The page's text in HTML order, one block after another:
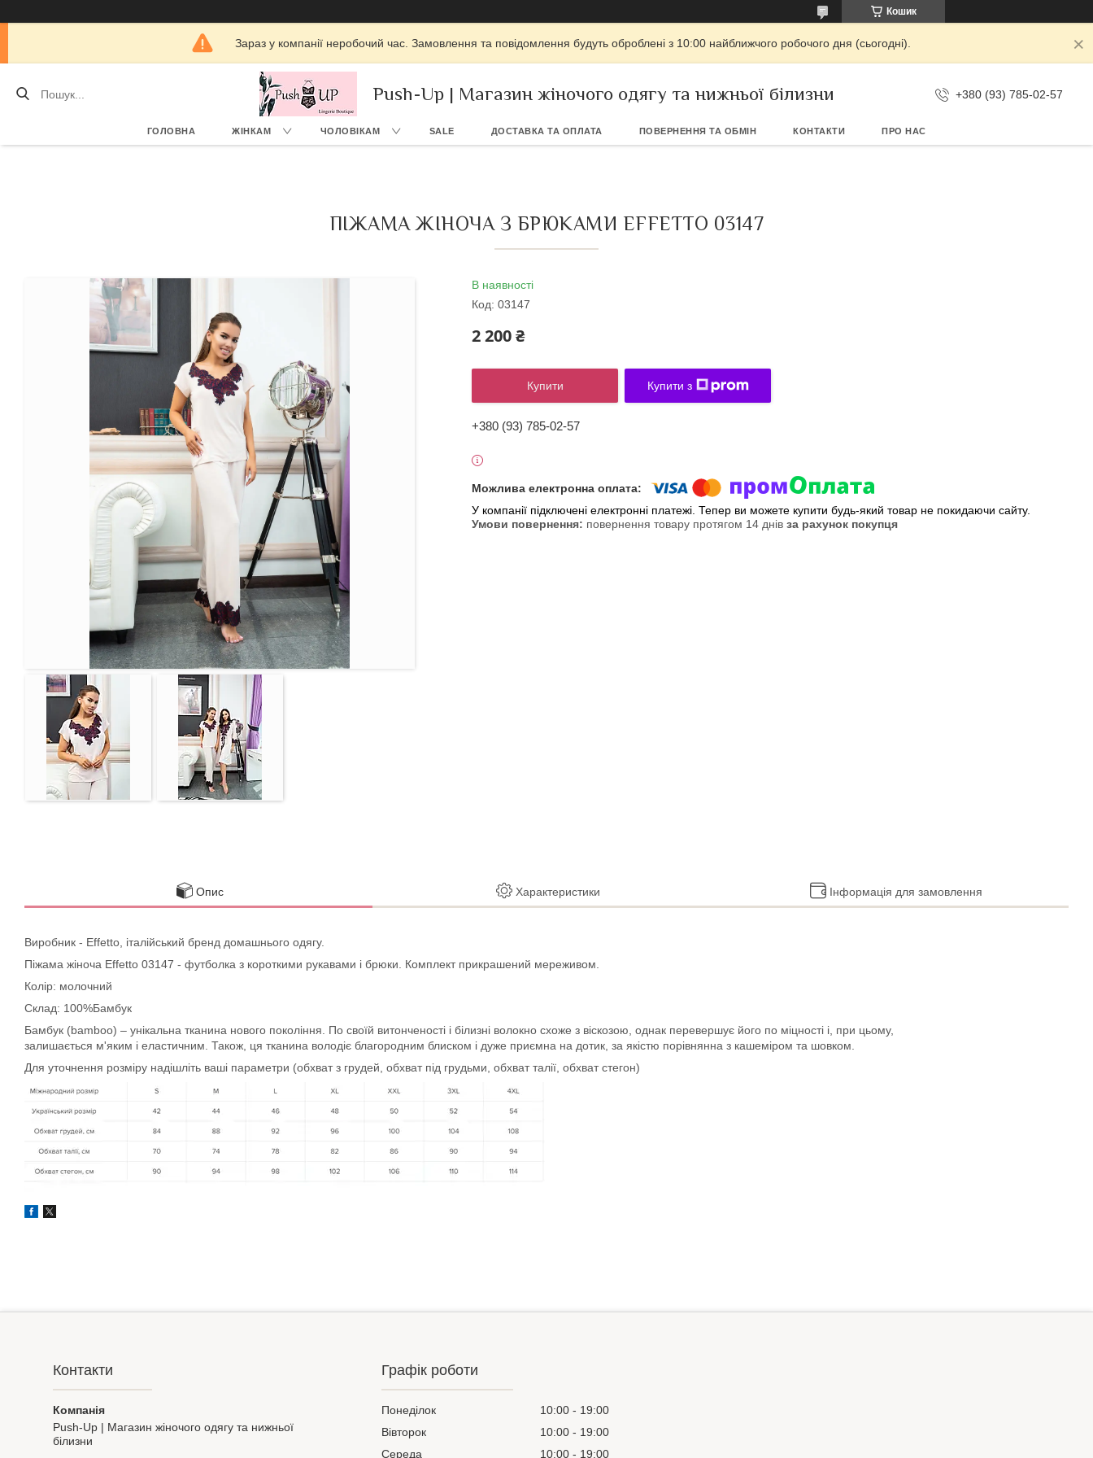
Кошик
Зараз у компанії неробочий час. Замовлення та повідомлення будуть оброблені з 10:00 найближчого робочого дня (сьогодні).
Push-Up | Магазин жіночого одягу та нижньої білизни +380 (93) 785-02-57
ГОЛОВНА ЖІНКАМ ЧОЛОВІКАМ SALE ДОСТАВКА ТА ОПЛАТА ПОВЕРНЕННЯ ТА ОБМІН КОНТАКТИ ПРО НАС
ПІЖАМА ЖІНОЧА З БРЮКАМИ EFFETTO 03147
В наявності
Код: 03147
2 200 ₴
Купити Купити з
+380 (93) 785-02-57
У компанії підключені електронні платежі. Тепер ви можете купити будь-який товар не покидаючи сайту.
повернення товару протягом 14 днів за рахунок покупця
Опис Характеристики Інформація для замовлення
Виробник - Effetto, італійський бренд домашнього одягу.
Піжама жіноча Effetto 03147 - футболка з короткими рукавами і брюки. Комплект прикрашений мереживом.
Колір: молочний
Склад: 100%Бамбук
Бамбук (bamboo) – унікальна тканина нового покоління. По своїй витонченості і білизні волокно схоже з віскозою, однак перевершує його по міцності і, при цьому,
залишається м'яким і еластичним. Також, ця тканина володіє благородним блиском і дуже приємна на дотик, за якістю порівнянна з кашеміром та шовком.
Для уточнення розміру надішліть ваші параметри (обхват з грудей, обхват під грудьми, обхват талії, обхват стегон)
Контакти
Push-Up | Магазин жіночого одягу та нижньої
білизни
Графік роботи
Понеділок 10:00
19:00
Вівторок
10:00
19:00
Середа
10:00
19:00